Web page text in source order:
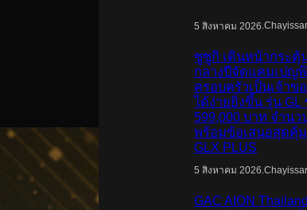
5 สิงหาคม 2026.
ซูซูกิ เดินหน้ากระตุ้
กลางปีจัดแคมเปญ
ครอบครัวเป็นเจ้าข
ได้ง่ายยิ่งขึ้น รุ่น GL
599,000 บาท จำน
พร้อมข้อเสนอสุดคุ้
GLX PLUS
5 สิงหาคม 2026 .
GAC AION